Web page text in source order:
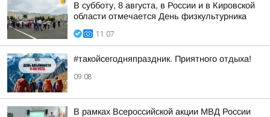
В субботу, 8 августа, в России и в Кировской
области отмечается День физкультурника
11:07
#такойсегодняпраздник. Приятного отдыха!
09:08
В рамках Всероссийской акции МВД России